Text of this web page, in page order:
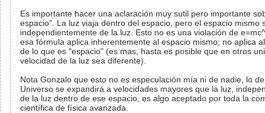
Es importante hacer una aclaración muy sutil pero importante
espacio". La luz viaja dentro del espacio, pero el espacio mismo
independientemente de la luz. Esto no es una violación de
esa fórmula aplica inherentemente al espacio mismo; no aplica
de lo que es "espacio" (es mas, hasta es posible que en otros
velocidad de la luz sea diferente).
Nota Gonzalo que esto no es especulación mía ni de nadie, lo
Universo se expandirá a velocidades mayores que la luz,
de la luz dentro de ese espacio, es algo aceptado por toda la
científica de física avanzada.